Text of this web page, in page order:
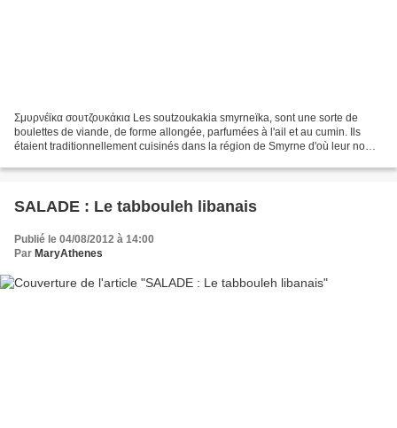
Σμυρνέϊκα σουτζουκάκια Les soutzoukakia smyrneïka, sont une sorte de
boulettes de viande, de forme allongée, parfumées à l'ail et au cumin. Ils
étaient traditionnellement cuisinés dans la région de Smyrne d'où leur nom
SALADE : Le tabbouleh libanais
Publié le 04/08/2012 à 14:00
Par MaryAthenes